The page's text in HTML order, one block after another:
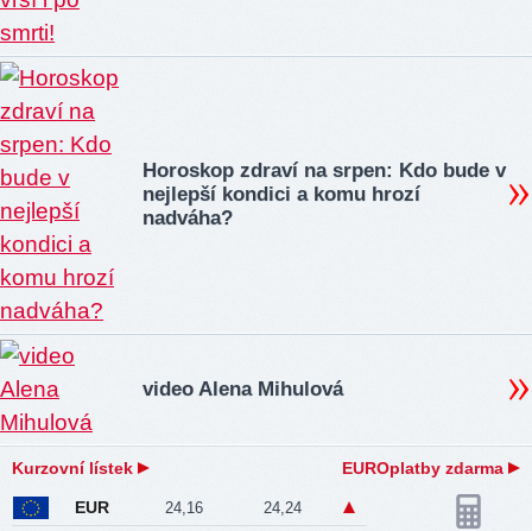
Horoskop zdraví na srpen: Kdo bude v
nejlepší kondici a komu hrozí
nadváha?
video Alena Mihulová
Kurzovní lístek EUROplatby zdarma
EUR 24,16 24,24